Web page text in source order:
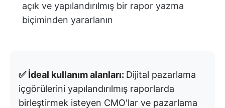
açık ve yapılandırılmış bir rapor yazma
biçiminden yararlanın
✅ İdeal kullanım alanları: Dijital pazarlama
içgörülerini yapılandırılmış raporlarda
birleştirmek isteyen CMO'lar ve pazarlama